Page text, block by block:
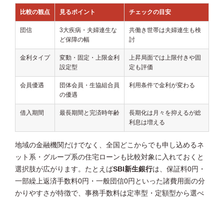
比較の観点 見るポイント チェックの目安
団信
3大疾病・夫婦連生な
ど保障の幅
共働き世帯は夫婦連生も検
討
金利タイプ
変動・固定・上限金利
設定型
上昇局面では上限付きや固
定も評価
会員優遇
団体会員・生協組合員
の優遇
利用条件で金利が変わる
借入期間 最長期間と完済時年齢
長期化は月々を抑えるが総
利息は増える
地域の金融機関だけでなく、全国どこからでも申し込めるネ
ット系・グループ系の住宅ローンも比較対象に入れておくと
選択肢が広がります。たとえばSBI新生銀行は、保証料0円・
一部繰上返済手数料0円・一般団信0円といった諸費用面の分
かりやすさが特徴で、事務手数料は定率型・定額型から選べ